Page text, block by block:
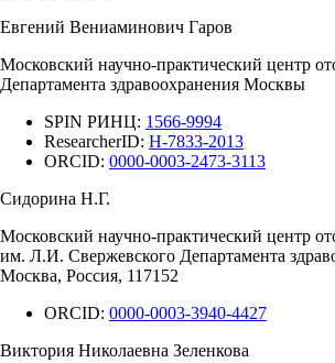
Евгений Вениаминович Гаров
Московский научно-практический центр
Департамента здравоохранения Москвы
SPIN РИНЦ: 1566-9994
ResearcherID: H-7833-2013
ORCID: 0000-0003-2473-3113
Сидорина Н.Г.
Московский научно-практический центр
им. Л.И. Свержевского Департамента
Москва, Россия, 117152
ORCID: 0000-0003-3940-4427
Виктория Николаевна Зеленкова